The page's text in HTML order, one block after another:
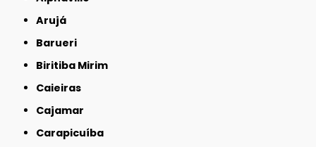
Arujá
Barueri
Biritiba Mirim
Caieiras
Cajamar
Carapicuíba